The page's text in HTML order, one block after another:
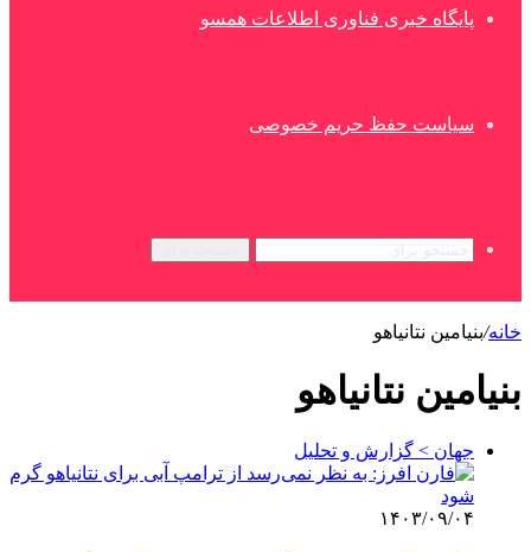
پایگاه خبری فناوری اطلاعات همسو
سیاست حفظ حریم خصوصی
خانه/بنیامین نتانیاهو
بنیامین نتانیاهو
جهان > گزارش و تحلیل
۱۴۰۳/۰۹/۰۴